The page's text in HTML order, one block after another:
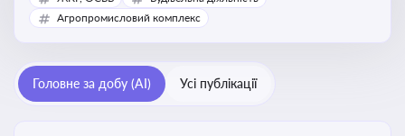
користування земельними ділянками різних форм
Агропромисловий комплекс
Головне за добу (AI) Усі публікації